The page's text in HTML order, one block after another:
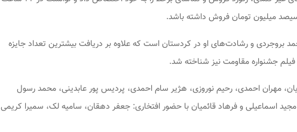
میلیون تومان فروش داشته باشد.
و رشادت‌های او در کردستان است که علاوه بر دریافت بیشترین تعداد جایزه
فیلم جشنواره مقاومت نیز شناخته شد.
مهران احمدی، رحیم نوروزی، هژیر سام احمدی، پردیس پور عابدینی، محمد رسول
اسماعیلی و فرهاد قائمیان با حضور افتخاری: جعفر دهقان، سامیه لک، سمیرا کریمی